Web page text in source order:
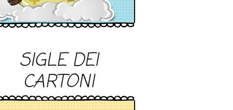
SIGLE DEI
CARTONI